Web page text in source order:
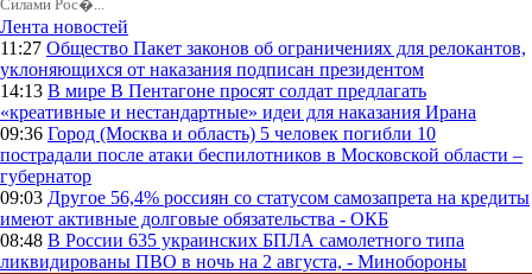
Силами Рос�...
Лента новостей
11:27 Общество Пакет законов об ограничениях для релокантов,
уклоняющихся от наказания подписан президентом
14:13 В мире В Пентагоне просят солдат предлагать
«креативные и нестандартные» идеи для наказания Ирана
09:36 Город (Москва и область) 5 человек погибли 10
пострадали после атаки беспилотников в Московской области –
губернатор
09:03 Другое 56,4% россиян со статусом самозапрета на кредиты
имеют активные долговые обязательства - ОКБ
08:48 В России 635 украинских БПЛА самолетного типа
ликвидированы ПВО в ночь на 2 августа, - Минобороны